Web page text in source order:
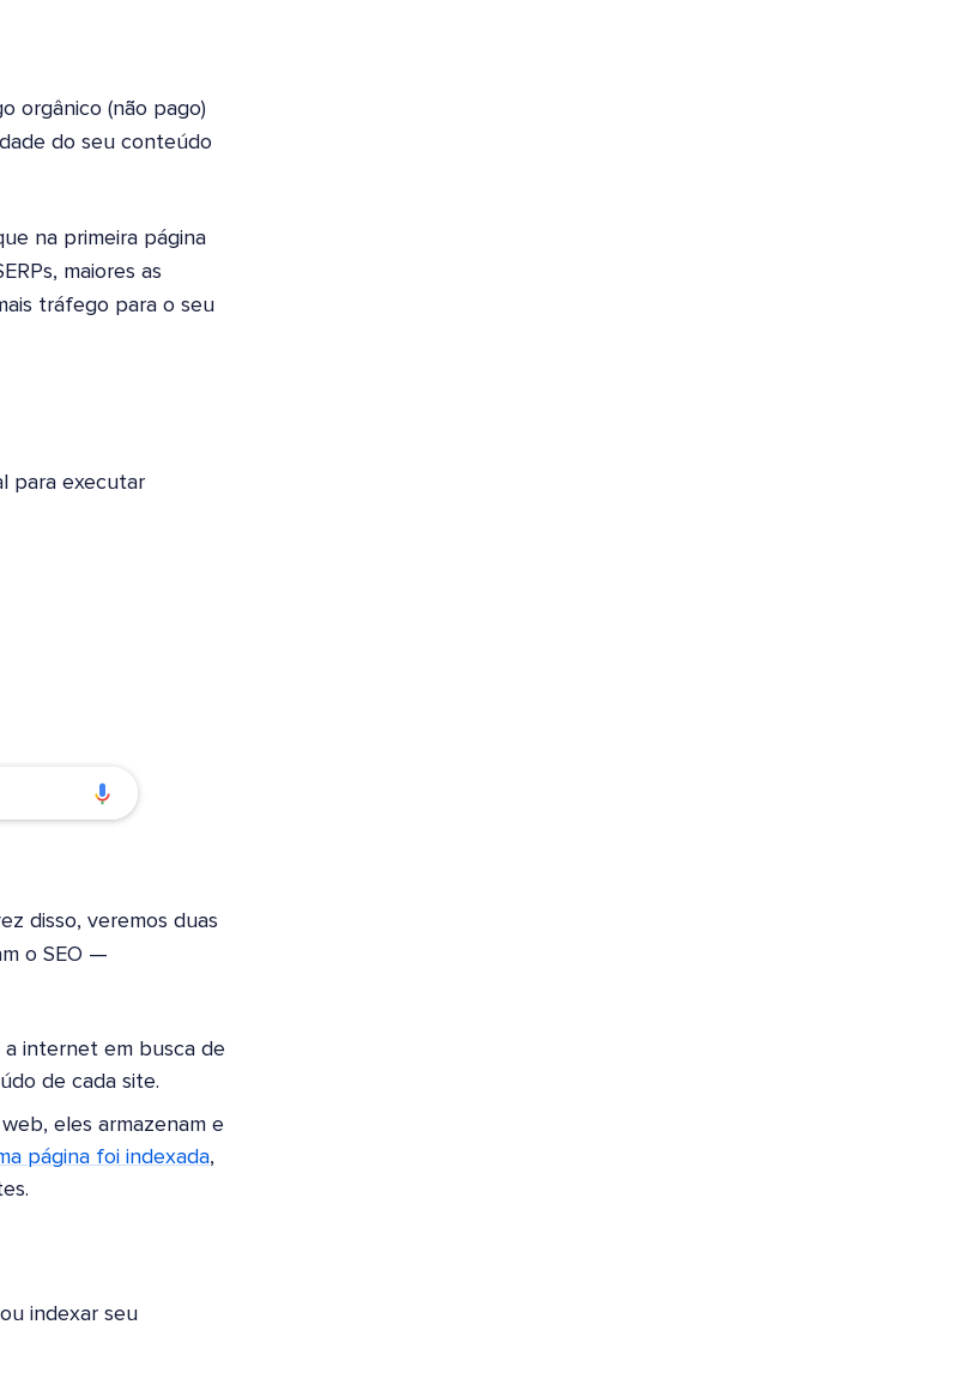
orgânico (não pago)
do seu conteúdo
na primeira página
maiores as
tráfego para o seu
para executar
disso, veremos duas
o SEO —
a internet em busca de
de cada site.
eles armazenam e
página foi indexada,
indexar seu